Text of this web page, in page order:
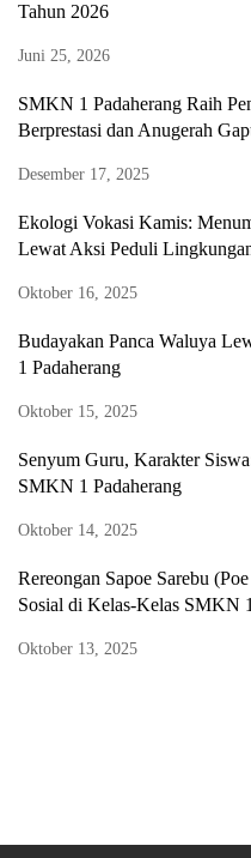
Tahun 2026
Juni 25, 2026
SMKN 1 Padaherang Raih
Berprestasi dan Anugerah
Desember 17, 2025
Ekologi Vokasi Kamis:
Lewat Aksi Peduli
Oktober 16, 2025
Budayakan Panca Waluya
1 Padaherang
Oktober 15, 2025
Senyum Guru, Karakter
SMKN 1 Padaherang
Oktober 14, 2025
Rereongan Sapoe Sarebu
Sosial di Kelas-Kelas SMKN
Oktober 13, 2025